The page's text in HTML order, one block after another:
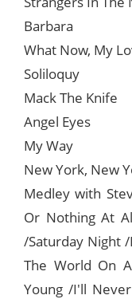
Barbara
What Now, My
Soliloquy
Mack The Knife
Angel Eyes
My Way
New York, New
Medley with
Or Nothing At
/Saturday Night
The World On
Young /I'll